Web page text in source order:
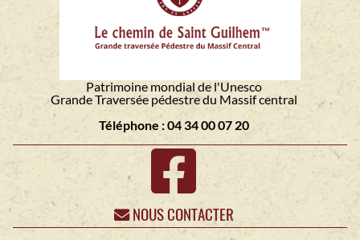
Patrimoine mondial de l'Unesco
Grande Traversée pédestre du Massif central
Téléphone : 04 34 00 07 20
NOUS CONTACTER